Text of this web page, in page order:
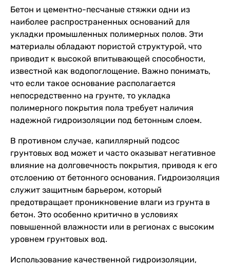
Бетон и цементно-песчаные стяжки одни из
наиболее распространенных оснований для
укладки промышленных полимерных полов. Эти
материалы обладают пористой структурой, что
приводит к высокой впитывающей способности,
известной как водопоглощение. Важно понимать,
что если такое основание располагается
непосредственно на грунте, то укладка
полимерного покрытия пола требует наличия
надежной гидроизоляции под бетонным слоем.
В противном случае, капиллярный подсос
грунтовых вод может и часто оказыват негативное
влияние на долговечность покрытия, приводя к его
отслоению от бетонного основания. Гидроизоляция
служит защитным барьером, который
предотвращает проникновение влаги из грунта в
бетон. Это особенно критично в условиях
повышенной влажности или в регионах с высоким
уровнем грунтовых вод.
Использование качественной гидроизоляции,